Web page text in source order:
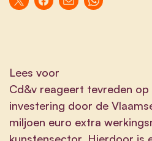
Lees voor
Cd&v reageert tevreden
investering door de
miljoen euro extra
kunstensector. Hierdoor is